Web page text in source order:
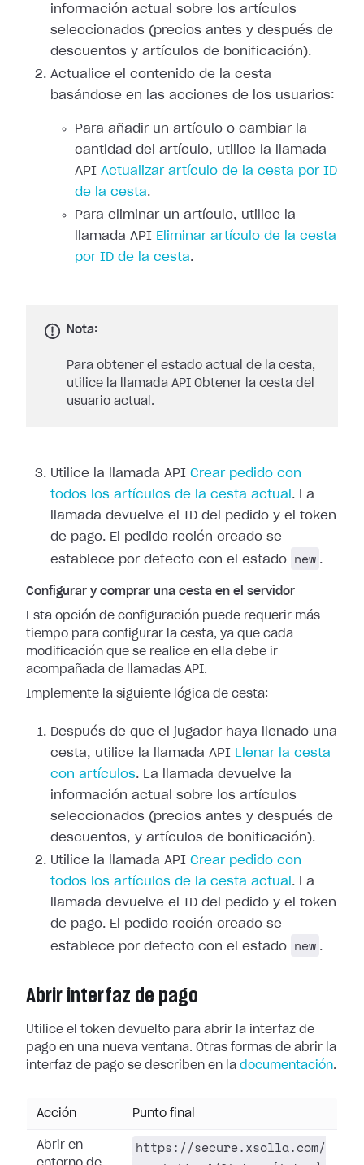
información actual sobre los artículos
seleccionados (precios antes y después de
descuentos y artículos de bonificación).
Actualice el contenido de la cesta
basándose en las acciones de los usuarios:
Para añadir un artículo o cambiar la
cantidad del artículo, utilice la llamada
API Actualizar artículo de la cesta por ID
de la cesta.
Para eliminar un artículo, utilice la
llamada API Eliminar artículo de la cesta
por ID de la cesta.
Nota:
Para obtener el estado actual de la cesta,
utilice la llamada API Obtener la cesta del
usuario actual.
Utilice la llamada API Crear pedido con
todos los artículos de la cesta actual . La
llamada devuelve el ID del pedido y el token
de pago. El pedido recién creado se
establece por defecto con el estado
new .
Configurar y comprar una cesta en el servidor
Esta opción de configuración puede requerir más
tiempo para configurar la cesta, ya que cada
modificación que se realice en ella debe ir
acompañada de llamadas API.
Implemente la siguiente lógica de cesta:
Después de que el jugador haya llenado una
cesta, utilice la llamada API Llenar la cesta
con artículos. La llamada devuelve la
información actual sobre los artículos
seleccionados (precios antes y después de
descuentos, y artículos de bonificación).
Utilice la llamada API Crear pedido con
todos los artículos de la cesta actual . La
llamada devuelve el ID del pedido y el token
de pago. El pedido recién creado se
establece por defecto con el estado
new .
Abrir interfaz de pago
Utilice el token devuelto para abrir la interfaz de
pago en una nueva ventana. Otras formas de abrir la
interfaz de pago se describen en la documentación.
Acción Punto final
Abrir en
https://secure.xsolla.com/